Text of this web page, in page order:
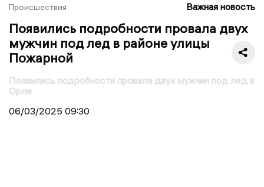
Происшествия Важная новость
Появились подробности провала двух
мужчин под лед в районе улицы
Пожарной
Появились подробности провала двух мужчин под лед в
Орле
06/03/2025 09:30